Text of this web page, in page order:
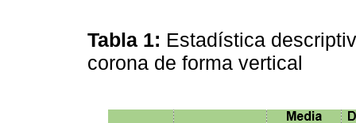
Tabla 1: Estadística
corona de forma vertical